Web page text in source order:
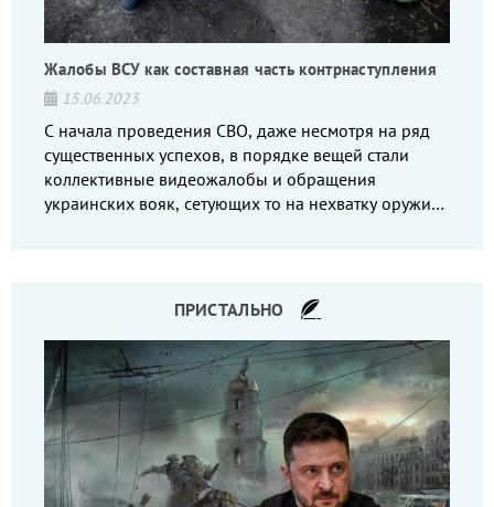
Жалобы ВСУ как составная часть контрнаступления
15.06.2023
С начала проведения СВО, даже несмотря на ряд
существенных успехов, в порядке вещей стали
коллективные видеожалобы и обращения
украинских вояк, сетующих то на нехватку оружия,
ПРИСТАЛЬНО